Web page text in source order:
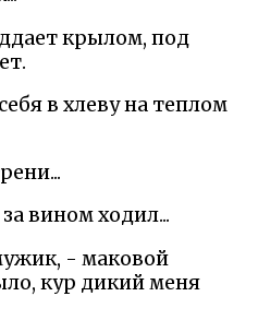
крылом, под
в хлеву на теплом
вином ходил...
- маковой
кур дикий меня